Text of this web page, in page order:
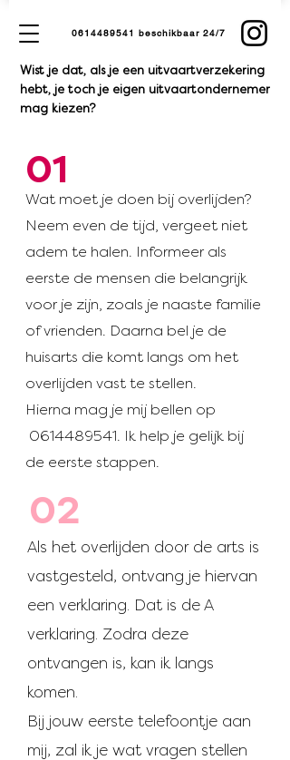
0614489541 beschikbaar 24/7
Wist je dat, als je een uitvaartverzekering
hebt, je toch je eigen uitvaartondernemer
mag kiezen?
01
Wat moet je doen bij overlijden?
Neem even de tijd, vergeet niet
adem te halen. Informeer als
eerste de mensen die belangrijk
voor je zijn, zoals je naaste familie
of vrienden. Daarna bel je de
huisarts die komt langs om het
overlijden vast te stellen.
Hierna mag je mij bellen op
0614489541. Ik help je gelijk bij
de eerste stappen.
02
Als het overlijden door de arts is
vastgesteld, ontvang je hiervan
een verklaring. Dat is de A
verklaring. Zodra deze
ontvangen is, kan ik langs
komen.
Bij jouw eerste telefoontje aan
mij, zal ik je wat vragen stellen